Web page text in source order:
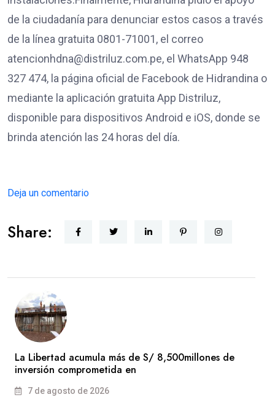
de la ciudadanía para denunciar estos casos a través
de la línea gratuita 0801-71001, el correo
atencionhdna@distriluz.com.pe, el WhatsApp 948
327 474, la página oficial de Facebook de Hidrandina o
mediante la aplicación gratuita App Distriluz,
disponible para dispositivos Android e iOS, donde se
brinda atención las 24 horas del día.
Deja un comentario
Share:
La Libertad acumula más de S/ 8,500millones de
inversión comprometida en
7 de agosto de 2026